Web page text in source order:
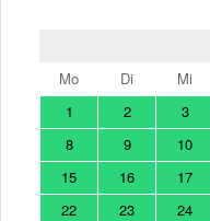
Mo
Di Mi
1
2 3
8
9 10
15
16 17
22
23 24